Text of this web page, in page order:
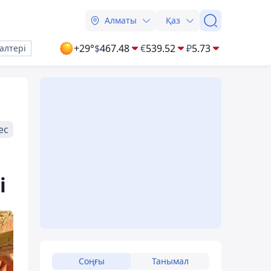
Алматы Қаз
+29°$467.48 €539.52 ₽5.73
Соңғы Танымал